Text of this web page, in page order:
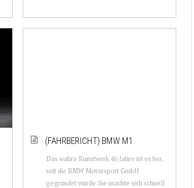
(FAHRBERICHT) BMW M1
Das wahre Kunstwerk 46 Jahre ist es her,
seit die BMW Motorsport GmbH
gegründet wurde. Sie machte sich schnell